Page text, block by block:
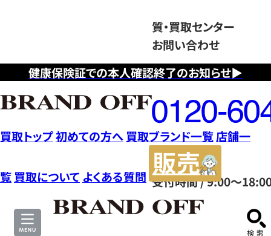
健康保険証での本人確認終了のお知らせ▶
質・買取センター
お問い合わせ
フ
リ
ー
ダ
イ
ヤ
ル
0120604117
受付時間 / 9:00～
買取トップ初めての方へ 買取ブランド一覧店舗一
覧 買取について よくある質問
サ